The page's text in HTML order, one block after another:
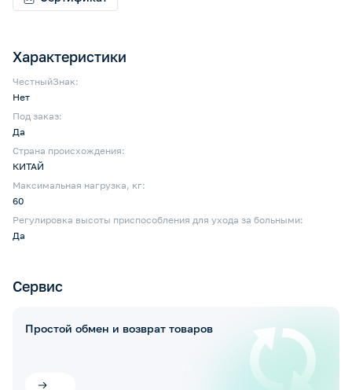
Характеристики
ЧестныйЗнак:
Нет
Под заказ:
Да
Страна происхождения:
КИТАЙ
Максимальная нагрузка, кг:
60
Регулировка высоты приспособления для ухода за больными:
Да
Сервис
Простой обмен и возврат товаров